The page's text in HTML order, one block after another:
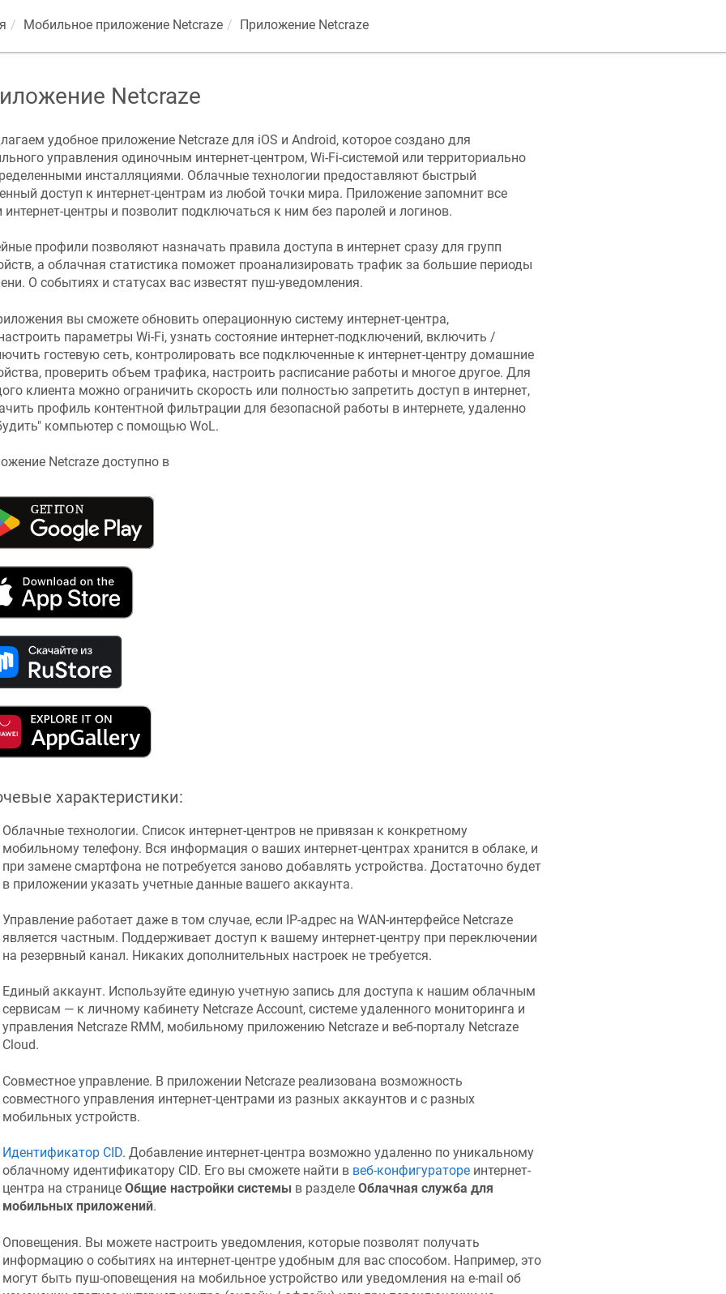
Мобильное приложение Netcraze Приложение Netcraze
Netcraze
удобное приложение Netcrazeдля iOS и Android, которое создано для
управления одиночным интернет-центром, Wi-Fi-системой или территориально
инсталляциями. Облачные технологии предоставляют быстрый
доступ к интернет-центрам из любой точки мира. Приложение запомнит все
центры и позволит подключаться к ним без паролей и логинов.
профили позволяют назначать правила доступа в интернет сразу для групп
а облачная статистика поможет проанализировать трафик за большие периоды
О событиях и статусах вас известят пуш-уведомления.
вы сможете обновить операционную систему интернет-центра,
параметры Wi-Fi, узнать состояние интернет-подключений, включить /
гостевую сеть, контролировать все подключенные к интернет-центру домашние
проверить объем трафика, настроить расписание работы и многое другое. Для
клиента можно ограничить скорость или полностью запретить доступ в интернет,
профиль контентной фильтрации для безопасной работы в интернете, удаленно
компьютер с помощью WoL.
Netcrazeдоступно в
характеристики:
Облачные технологии. Список интернет-центров не привязан к конкретному
мобильному телефону. Вся информация о ваших интернет-центрах хранится в облаке, и
при замене смартфона не потребуется заново добавлять устройства. Достаточно будет
в приложении указать учетные данные вашего аккаунта.
Управление работает даже в том случае, если IP-адрес на WAN-интерфейсе Netcraze
является частным. Поддерживает доступ к вашему интернет-центру при переключении
на резервный канал. Никаких дополнительных настроек не требуется.
Единый аккаунт. Используйте единую учетную запись для доступа к нашим облачным
сервисам — к личному кабинету NetcrazeAccount, системе удаленного мониторинга и
управления Netcraze RMM, мобильному приложению Netcrazeи веб-порталу Netcraze
Cloud.
Совместное управление. В приложении Netcrazeреализована возможность
совместного управления интернет-центрами из разных аккаунтов и с разных
мобильных устройств.
Идентификатор CID. Добавление интернет-центра возможно удаленно по уникальному
облачному идентификатору CID. Его вы сможете найти в веб-конфигуратореинтернет-
центра на странице Общие настройки системы в разделе Облачная служба для
мобильных приложений.
Оповещения. Вы можете настроить уведомления, которые позволят получать
информацию о событиях на интернет-центре удобным для вас способом. Например, это
могут быть пуш-оповещения на мобильное устройство или уведомления на e-mail об